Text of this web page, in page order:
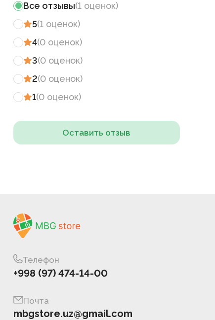
Все отзывы(1 оценок)
5(1 оценок)
4(0 оценок)
3(0 оценок)
2(0 оценок)
1(0 оценок)
Оставить отзыв
Телефон
+998 (97) 474-14-00
Почта
mbgstore.uz@gmail.com